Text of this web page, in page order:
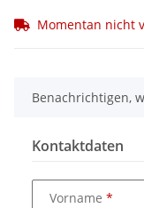
Momentan nicht
Benachrichtigen,
Kontaktdaten
Vorname